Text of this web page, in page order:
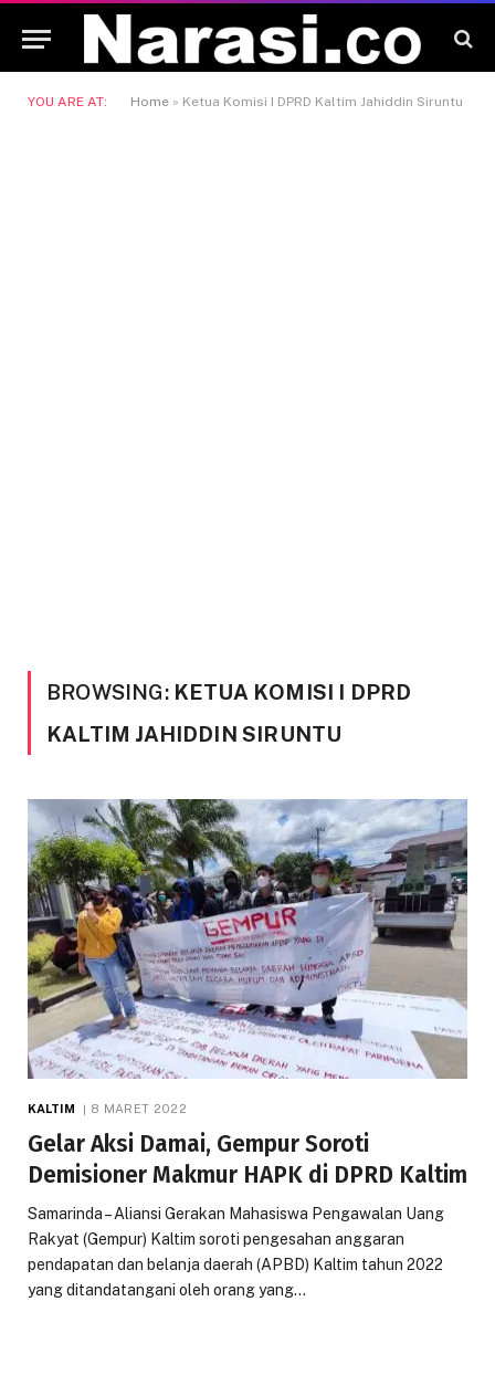
YOU ARE AT: Home » Ketua Komisi I DPRD Kaltim Jahiddin Siruntu
BROWSING: KETUA KOMISI I DPRD
KALTIM JAHIDDIN SIRUNTU
KALTIM 8 MARET 2022
Gelar Aksi Damai, Gempur Soroti
Demisioner Makmur HAPK di DPRD Kaltim
Samarinda – Aliansi Gerakan Mahasiswa Pengawalan Uang
Rakyat (Gempur) Kaltim soroti pengesahan anggaran
pendapatan dan belanja daerah (APBD) Kaltim tahun 2022
yang ditandatangani oleh orang yang…